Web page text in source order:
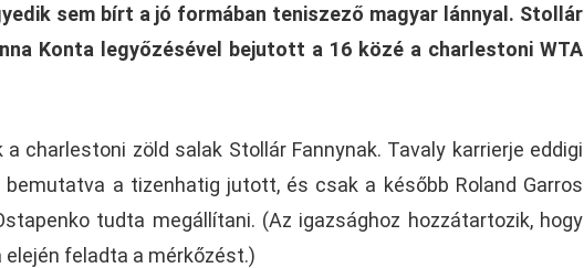
sem bírt a jó formában teniszező magyar lánnyal. Stollár
Konta legyőzésével bejutott a 16 közé a charlestoni WTA
charlestoni zöld salak Stollár Fannynak. Tavaly karrierje eddigi
a tizenhatig jutott, és csak a később Roland Garros
tudta megállítani. (Az igazsághoz hozzátartozik, hogy
feladta a mérkőzést.)